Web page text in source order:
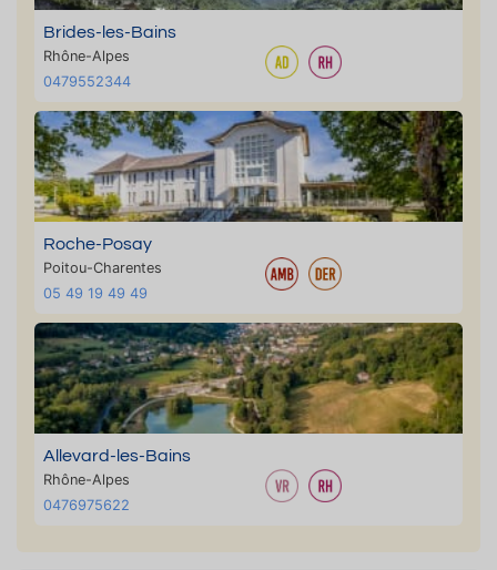
Brides-les-Bains
Rhône-Alpes
0479552344
Roche-Posay
Poitou-Charentes
05 49 19 49 49
Allevard-les-Bains
Rhône-Alpes
0476975622